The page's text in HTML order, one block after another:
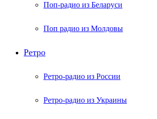
Поп-радио из Беларуси
Поп радио из Молдовы
Ретро
Ретро-радио из России
Ретро-радио из Украины